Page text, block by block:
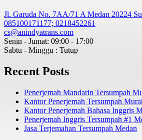
Jl. Garuda No. 7AA/71 A Medan 20224
085100171177; 0218452261
cs@anindyatrans.com
Senin - Jumat: 09:00 - 17:00
Sabtu - Minggu : Tutup
Recent Posts
Penerjemah Mandarin Tersumpah
Kantor Penerjemah Tersumpah
Kantor Penerjemah Bahasa Inggris
Penerjemah Inggris Tersumpah #1
Jasa Terjemahan Tersumpah Medan